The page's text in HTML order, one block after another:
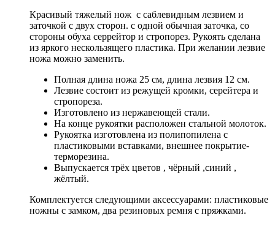
Красивый тяжелый нож с саблевидным лезвием и
заточкой с двух сторон. с одной обычная заточка, со
стороны обуха серрейтор и стропорез. Рукоять сделана
из яркого нескользящего пластика. При желании лезвие
ножа можно заменить.
Полная длина ножа 25 см, длина лезвия 12 см.
Лезвие состоит из режущей кромки, серейтера и
стропореза.
Изготовлено из нержавеющей стали.
На конце рукоятки расположен стальной молоток.
Рукоятка изготовлена из полипопилена с
пластиковыми вставками, внешнее покрытие-
терморезина.
Выпускается трёх цветов , чёрный ,синий ,
жёлтый.
Комплектуется следующими аксессуарами: пластиковые
ножны с замком, два резиновых ремня с пряжками.